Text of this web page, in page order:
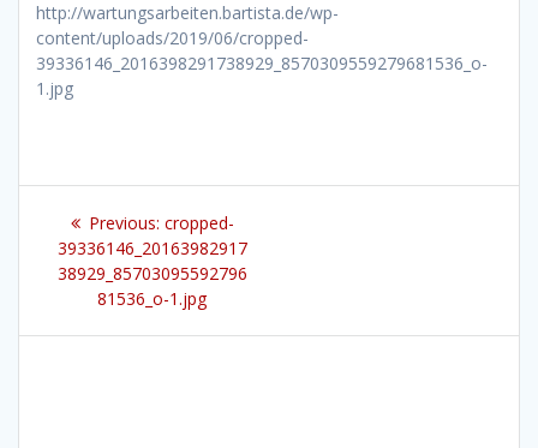
http://wartungsarbeiten.bartista.de/wp-
content/uploads/2019/06/cropped-
39336146_2016398291738929_8570309559279681536_o-
1.jpg
Beitragsnavigation
Previous: Previous
post:
cropped-
39336146_20163982917
38929_85703095592796
81536_o-1.jpg